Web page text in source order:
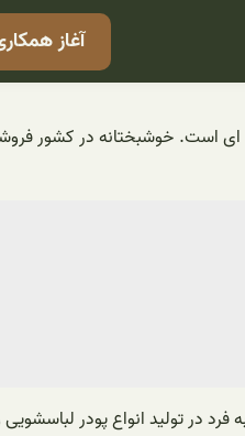
آغاز
در هر خانه ای است. خوشبختانه
در تولید انواع پودر لباسشویی